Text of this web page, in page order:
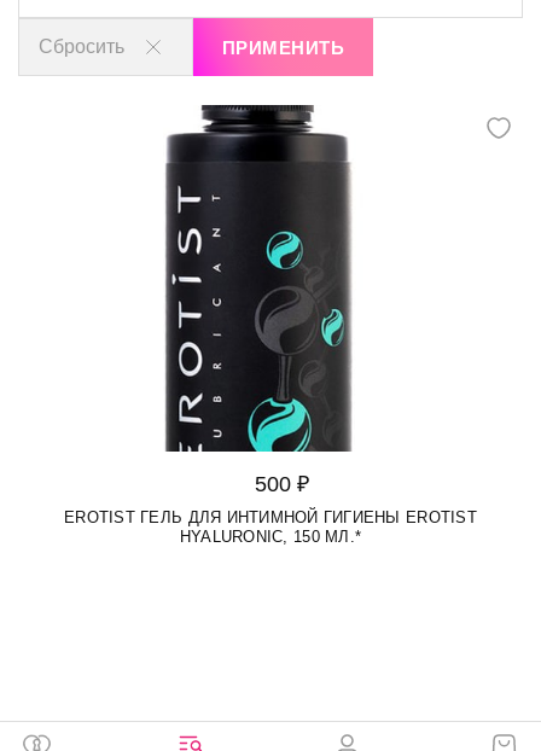
Сбросить ПРИМЕНИТЬ
500 ₽
EROTIST ГЕЛЬ ДЛЯ ИНТИМНОЙ ГИГИЕНЫ EROTIST
HYALURONIC, 150 МЛ.*